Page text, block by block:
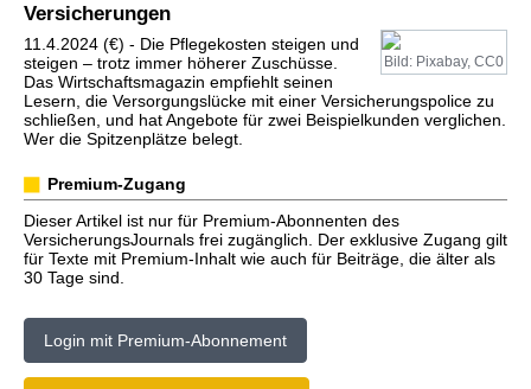
Versicherungen
Bild: Pixabay, CC0
11.4.2024 (€) - Die Pflegekosten steigen und
steigen – trotz immer höherer Zuschüsse.
Das Wirtschaftsmagazin empfiehlt seinen
Lesern, die Versorgungslücke mit einer Versicherungspolice zu
schließen, und hat Angebote für zwei Beispielkunden verglichen.
Wer die Spitzenplätze belegt.
Premium-Zugang
Dieser Artikel ist nur für Premium-Abonnenten des
VersicherungsJournals frei zugänglich. Der exklusive Zugang gilt
für Texte mit Premium-Inhalt wie auch für Beiträge, die älter als
30 Tage sind.
Login mit Premium-Abonnement